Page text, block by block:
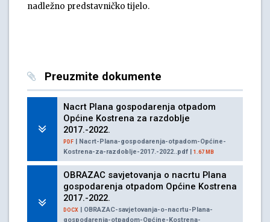
nadležno predstavničko tijelo.
Preuzmite dokumente
Nacrt Plana gospodarenja otpadom
Općine Kostrena za razdoblje
2017.-2022.
PDF | Nacrt-Plana-gospodarenja-otpadom-Općine-
Kostrena-za-razdoblje-2017.-2022..pdf | 1.67 MB
OBRAZAC savjetovanja o nacrtu Plana
gospodarenja otpadom Općine Kostrena
2017.-2022.
DOCX | OBRAZAC-savjetovanja-o-nacrtu-Plana-
gospodarenja-otpadom-Općine-Kostrena-